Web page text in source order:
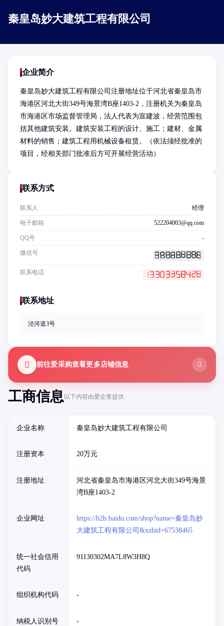
秦皇岛妙大建筑工程有限公司
工商信息以下内容由爱企查提供
企业名称 秦皇岛妙大建筑工程有限公司
注册资本 20万元
注册地址
河北省秦皇岛市海港区河北大街349号海景
湾B座1403-2
企业网址
https://b2b.baidu.com/shop?name=秦皇岛妙
大建筑工程有限公司&xzhid=67538465
统一社会信用
代码
91130302MA7L8W3H8Q
组织机构代码 -
纳税人识别号 -
企业简介
秦皇岛妙大建筑工程有限公司注册地址位于河北省秦皇岛市
海港区河北大街349号海景湾B座1403-2，注册机关为秦皇岛
市海港区市场监督管理局，法人代表为宣建波，经营范围包
括其他建筑安装。建筑安装工程的设计、施工；建材、金属
材料的销售；建筑工程用机械设备租赁。（依法须经批准的
项目，经相关部门批准后方可开展经营活动）
联系方式
联系人 经理
电子邮箱 522204003@qq.com
QQ号 -
微信号
联系电话
联系地址
泾河道3号
前往爱采购查看更多店铺信息